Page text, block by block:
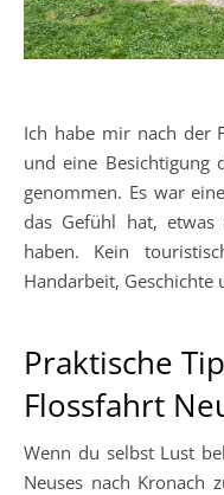
Ich habe mir nach der
und eine Besichtigung
genommen. Es war
das Gefühl hat,
haben. Kein
Handarbeit, Geschichte
Praktische
Flossfahrt
Wenn du selbst Lust
Neuses nach Kronach